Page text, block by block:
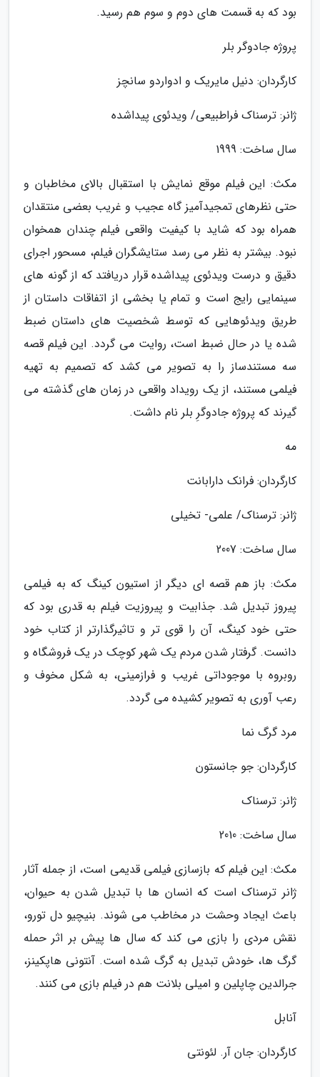
بود که به قسمت های دوم و سوم هم رسید.
پروژه جادوگر بلر
کارگردان: دنیل مایریک و ادواردو سانچز
ژانر: ترسناک فراطبیعی/ ویدئوی پیداشده
سال ساخت: 1999
مکث: این فیلم موقع نمایش با استقبال بالای مخاطبان و
حتی نظرهای تمجیدآمیز گاه عجیب و غریب بعضی منتقدان
همراه بود که شاید با کیفیت واقعی فیلم چندان همخوان
نبود. بیشتر به نظر می رسد ستایشگران فیلم، مسحور اجرای
دقیق و درست ویدئوی پیداشده قرار دریافتد که از گونه های
سینمایی رایج است و تمام یا بخشی از اتفاقات داستان از
طریق ویدئوهایی که توسط شخصیت های داستان ضبط
شده یا در حال ضبط است، روایت می گردد. این فیلم قصه
سه مستندساز را به تصویر می کشد که تصمیم به تهیه
فیلمی مستند، از یک رویداد واقعی در زمان های گذشته می
گیرند که پروژه جادوگرِ بلر نام داشت.
مه
کارگردان: فرانک دارابانت
ژانر: ترسناک/ علمی- تخیلی
سال ساخت: 2007
مکث: باز هم قصه ای دیگر از استیون کینگ که به فیلمی
پیروز تبدیل شد. جذابیت و پیروزیت فیلم به قدری بود که
حتی خود کینگ، آن را قوی تر و تاثیرگذارتر از کتاب خود
دانست. گرفتار شدن مردم یک شهر کوچک در یک فروشگاه و
روبروه با موجوداتی غریب و فرازمینی، به شکل مخوف و
رعب آوری به تصویر کشیده می گردد.
مرد گرگ نما
کارگردان: جو جانستون
ژانر: ترسناک
سال ساخت: 2010
مکث: این فیلم که بازسازی فیلمی قدیمی است، از جمله آثار
ژانر ترسناک است که انسان ها با تبدیل شدن به حیوان،
باعث ایجاد وحشت در مخاطب می شوند. بنیچیو دل تورو،
نقش مردی را بازی می کند که سال ها پیش بر اثر حمله
گرگ ها، خودش تبدیل به گرگ شده است. آنتونی هاپکینز،
جرالدین چاپلین و امیلی بلانت هم در فیلم بازی می کنند.
آنابل
کارگردان: جان آر. لئونتی